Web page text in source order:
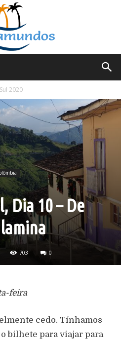
2020
Dia 10 – De
703 0
feira
cedo. Tínhamos
bilhete para viajar para